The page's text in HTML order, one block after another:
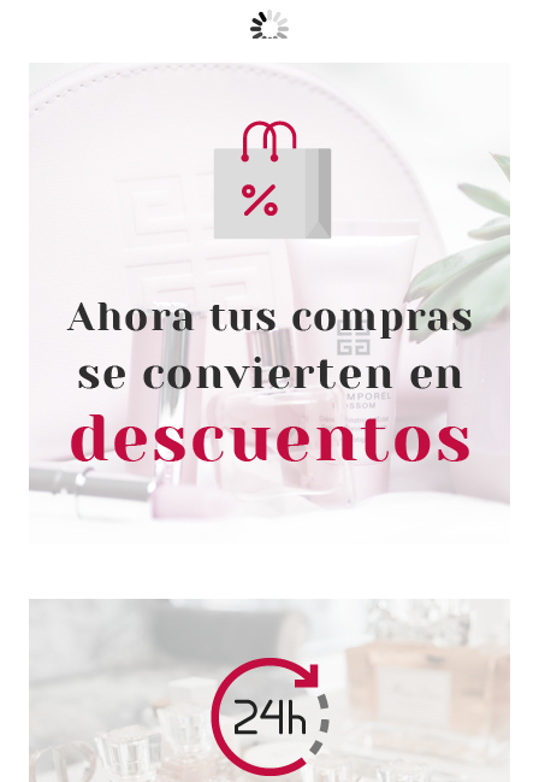
ESSENCE
ESSENCE THE SLIM STICK
BARRA DE LABIOS LARGA
DURACIÓN MATE 107
Pvr 3.79€
-13%
desde
3.30€